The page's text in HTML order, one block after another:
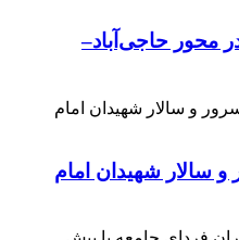
محور حاجی‌آباد–
سالار شهیدان امام